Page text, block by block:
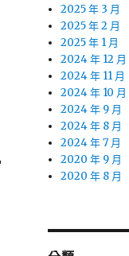
2025 年 3 月
2025 年 2 月
2025 年 1 月
2024 年 12 月
2024 年 11 月
2024 年 10 月
2024 年 9 月
2024 年 8 月
2024 年 7 月
2020 年 9 月
2020 年 8 月